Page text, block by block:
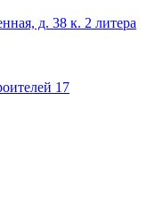
д. 38 к. 2 литера
17